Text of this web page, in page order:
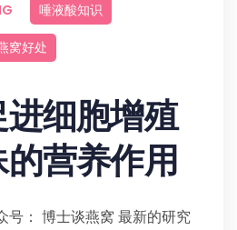
唾液酸知识
窝好处
细胞增殖
营养作用
号： 博士谈燕窝 最新的研究